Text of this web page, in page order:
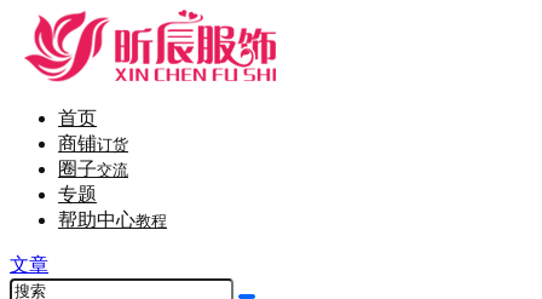
首页
商铺订货
圈子交流
专题
帮助中心教程
文章